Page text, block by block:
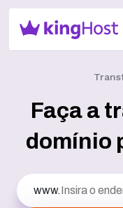
Faça a
domínio
www.